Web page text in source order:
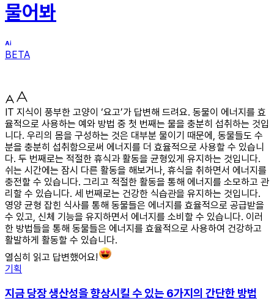
물어봐
BETA
IT 지식이 풍부한 고양이 ‘요고’가 답변해 드려요. 동물이 에너지를 효
율적으로 사용하는 예와 방법 중 첫 번째는 물을 충분히 섭취하는 것입
니다. 우리의 몸을 구성하는 것은 대부분 물이기 때문에, 동물들도 수
분을 충분히 섭취함으로써 에너지를 더 효율적으로 사용할 수 있습니
다. 두 번째로는 적절한 휴식과 활동을 균형있게 유지하는 것입니다.
쉬는 시간에는 잠시 다른 활동을 해보거나, 휴식을 취하면서 에너지를
충전할 수 있습니다. 그리고 적절한 활동을 통해 에너지를 소모하고 관
리할 수 있습니다. 세 번째로는 건강한 식습관을 유지하는 것입니다.
영양 균형 잡힌 식사를 통해 동물들은 에너지를 효율적으로 공급받을
수 있고, 신체 기능을 유지하면서 에너지를 소비할 수 있습니다. 이러
한 방법들을 통해 동물들은 에너지를 효율적으로 사용하여 건강하고
활발하게 활동할 수 있습니다.
열심히 읽고 답변했어요!
기획
지금 당장 생산성을 향상시킬 수 있는 6가지의 간단한 방법